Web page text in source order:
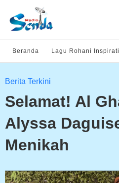
Beranda Lagu Rohani
Berita Terkini
Selamat! Al
Alyssa
Menikah